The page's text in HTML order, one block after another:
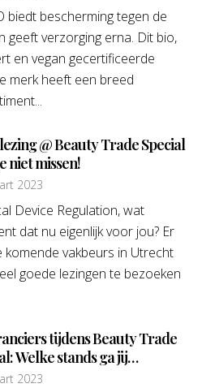
biedt bescherming tegen de
geeft verzorging erna. Dit bio,
en vegan gecertificeerde
merk heeft een breed
@ Beauty Trade Special
niet missen!
2023
Device Regulation, wat
dat nu eigenlijk voor jou? Er
komende vakbeurs in Utrecht
goede lezingen te bezoeken
tijdens Beauty Trade
ga jij
2023